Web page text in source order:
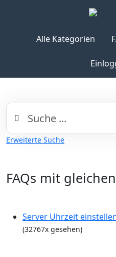
Alle Kategorien
Erweiterte Suche
FAQs mit
Server Uhrzeit
(32767x gesehen)